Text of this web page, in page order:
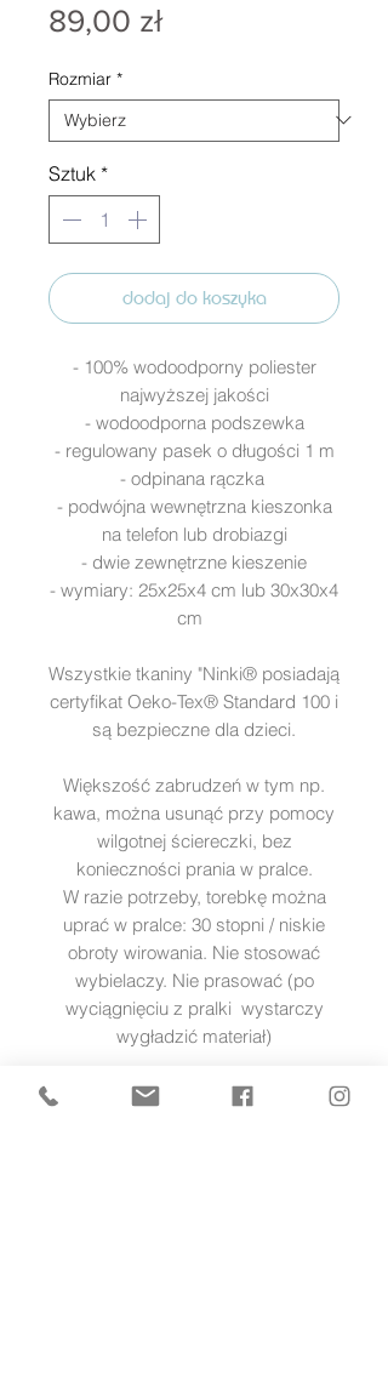
89,00 złCena
Rozmiar *
Sztuk *
dodaj do koszyka
- 100% wodoodporny poliester
najwyższej jakości
- wodoodporna podszewka
- regulowany pasek o długości 1 m
- odpinana rączka
- podwójna wewnętrzna kieszonka
na telefon lub drobiazgi
- dwie zewnętrzne kieszenie
- wymiary: 25x25x4 cm lub 30x30x4
cm
Wszystkie tkaniny "Ninki® posiadają
certyfikat Oeko-Tex® Standard 100 i
są bezpieczne dla dzieci.
Większość zabrudzeń w tym np.
kawa, można usunąć przy pomocy
wilgotnej ściereczki, bez
konieczności prania w pralce.
W razie potrzeby, torebkę można
uprać w pralce: 30 stopni / niskie
obroty wirowania. Nie stosować
wybielaczy. Nie prasować (po
wyciągnięciu z pralki wystarczy
wygładzić materiał)